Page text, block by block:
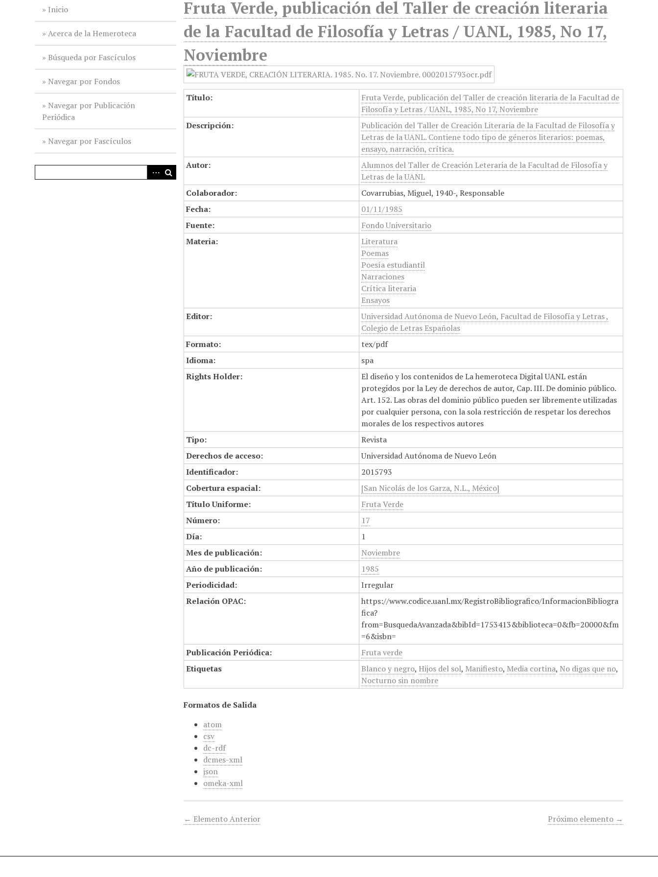
Inicio
Acerca de la Hemeroteca
Búsqueda por Fascículos
Navegar por Fondos
Navegar por Publicación
Periódica
Navegar por Fascículos
Fruta Verde, publicación del Taller de creación literaria
de la Facultad de Filosofía y Letras / UANL, 1985, No 17,
Noviembre
Título:
Fruta Verde, publicación del Taller de creación literaria de la Facultad de
Filosofía y Letras / UANL, 1985, No 17, Noviembre
Descripción:
Publicación del Taller de Creación Literaria de la Facultad de Filosofía y
Letras de la UANL. Contiene todo tipo de géneros literarios: poemas,
ensayo, narración, crítica.
Autor:
Alumnos del Taller de Creación Leteraria de la Facultad de Filosofía y
Letras de la UANL
Colaborador:
Covarrubias, Miguel, 1940-, Responsable
Fecha:
01/11/1985
Fuente:
Fondo Universitario
Materia:
Literatura
Poemas
Poesía estudiantil
Narraciones
Crítica literaria
Ensayos
Editor:
Universidad Autónoma de Nuevo León, Facultad de Filosofía y Letras ,
Colegio de Letras Españolas
Formato:
tex/pdf
Idioma:
spa
Rights Holder:
El diseño y los contenidos de La hemeroteca Digital UANL están
protegidos por la Ley de derechos de autor, Cap. III. De dominio público.
Art. 152. Las obras del dominio público pueden ser libremente utilizadas
por cualquier persona, con la sola restricción de respetar los derechos
morales de los respectivos autores
Tipo:
Revista
Derechos de acceso:
Universidad Autónoma de Nuevo León
Identificador:
2015793
Cobertura espacial:
[San Nicolás de los Garza, N.L., México]
Título Uniforme:
Fruta Verde
Número:
17
Día:
1
Mes de publicación:
Noviembre
Año de publicación:
1985
Periodicidad:
Irregular
Relación OPAC:
https://www.codice.uanl.mx/RegistroBibliografico/InformacionBibliogra
fica?
from=BusquedaAvanzada&bibId=1753413&biblioteca=0&fb=20000&fm
=6&isbn=
Publicación Periódica:
Fruta verde
Etiquetas
Blanco y negro, Hijos del sol, Manifiesto, Media cortina, No digas que no,
Nocturno sin nombre
Formatos de Salida
atom
csv
dc-rdf
dcmes-xml
json
omeka-xml
← Elemento Anterior Próximo elemento →